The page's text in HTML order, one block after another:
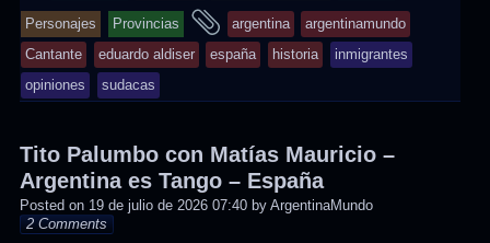
entry
was
posted
in
Personajes Provincias
and
tagged
argentina
argentinamundo
Cantante
eduardo aldiser españa historia
inmigrantes
opiniones
sudacas
Tito Palumbo con Matías Mauricio –
Argentina es Tango – España
Posted on 19 de julio de 2026 07:40 by ArgentinaMundo
2 Comments